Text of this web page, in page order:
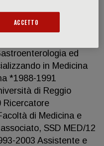
70/70 e lode e in
Università di
ed
in Medicina
*1988-1991
di Reggio
Ricercatore
di Medicina e
SSD MED/12
2003 Assistente e
ACCETTO